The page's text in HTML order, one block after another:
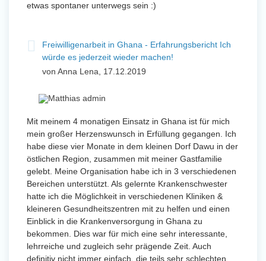
etwas spontaner unterwegs sein :)
Freiwilligenarbeit in Ghana - Erfahrungsbericht Ich
würde es jederzeit wieder machen!
von Anna Lena, 17.12.2019
Mit meinem 4 monatigen Einsatz in Ghana ist für mich
mein großer Herzenswunsch in Erfüllung gegangen. Ich
habe diese vier Monate in dem kleinen Dorf Dawu in der
östlichen Region, zusammen mit meiner Gastfamilie
gelebt. Meine Organisation habe ich in 3 verschiedenen
Bereichen unterstützt. Als gelernte Krankenschwester
hatte ich die Möglichkeit in verschiedenen Kliniken &
kleineren Gesundheitszentren mit zu helfen und einen
Einblick in die Krankenversorgung in Ghana zu
bekommen. Dies war für mich eine sehr interessante,
lehrreiche und zugleich sehr prägende Zeit. Auch
definitiv nicht immer einfach, die teils sehr schlechten